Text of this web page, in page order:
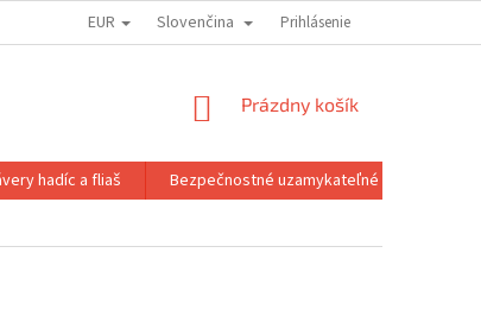
OBJEDNÁVKAEUR Slovenčina Prihlásenie
NÁKUPNÝ
Prázdny košík
hadíc a fliaš Bezpečnostné uzamykateľné spony